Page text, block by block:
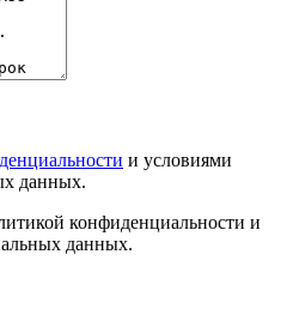
и условиями
данных.
конфиденциальности и
данных.